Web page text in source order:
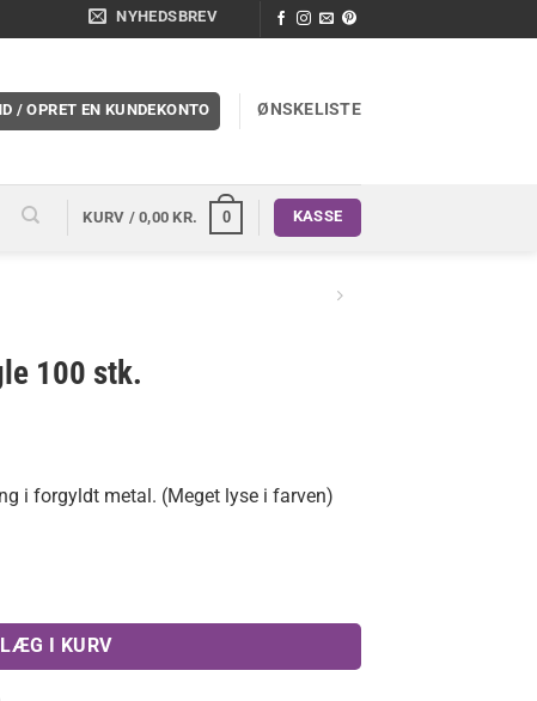
NYHEDSBREV
/ OPRET EN KUNDEKONTO ØNSKELISTE
KURV /0,00KR. 0 KASSE
100 stk.
i forgyldt metal. (Meget lyse i farven)
LÆG I KURV